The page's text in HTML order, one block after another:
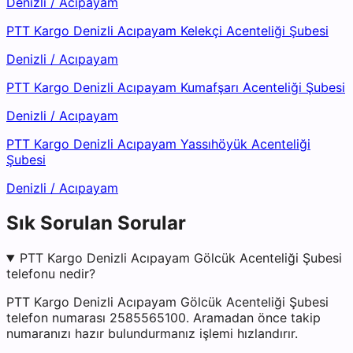
PTT Kargo Denizli Acıpayam Kelekçi Acenteliği Şubesi
Denizli / Acıpayam
PTT Kargo Denizli Acıpayam Kumafşarı Acenteliği Şubesi
Denizli / Acıpayam
PTT Kargo Denizli Acıpayam Yassıhöyük Acenteliği
Şubesi
Denizli / Acıpayam
Sık Sorulan Sorular
PTT Kargo Denizli Acıpayam Gölcük Acenteliği Şubesi
telefonu nedir?
PTT Kargo Denizli Acıpayam Gölcük Acenteliği Şubesi
telefon numarası 2585565100. Aramadan önce takip
numaranızı hazır bulundurmanız işlemi hızlandırır.